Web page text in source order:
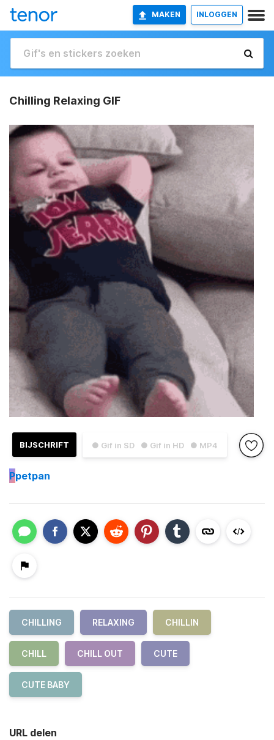
MAKEN INLOGGEN
Chilling Relaxing GIF
● Gif in SD ● Gif in HD ● MP4
BIJSCHRIFT
Ppetpan
CHILLING RELAXING CHILLIN
CHILL CHILL OUT CUTE
CUTE BABY
URL delen